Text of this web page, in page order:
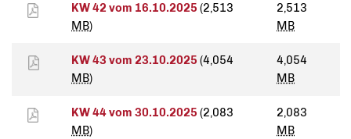
KW 42 vom 16.10.2025 (2,513
MB)
2,513
MB
KW 43 vom 23.10.2025 (4,054
MB)
4,054
MB
KW 44 vom 30.10.2025 (2,083
MB)
2,083
MB